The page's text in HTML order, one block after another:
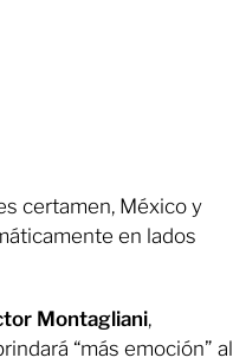
certamen, México y
en lados
Montagliani,
“más emoción” al